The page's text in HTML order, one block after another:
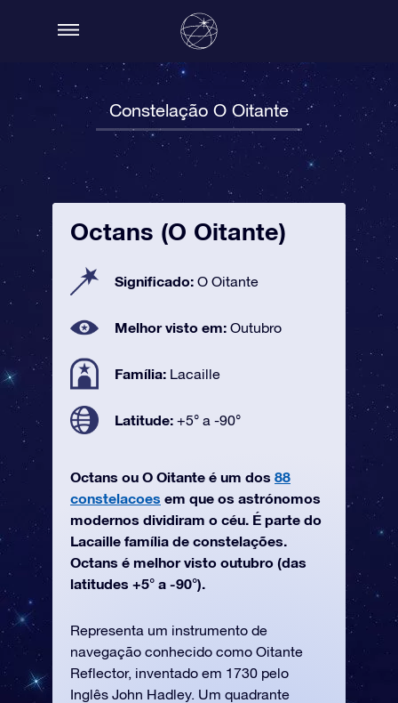
Constelação O Oitante
Octans (O Oitante)
Significado: O Oitante
Melhor visto em: Outubro
Família: Lacaille
Latitude: +5° a -90°
Octans ou O Oitante é um dos 88
constelacoes em que os astrónomos
modernos dividiram o céu. É parte do
Lacaille família de constelações.
Octans é melhor visto outubro (das
latitudes +5° a -90°).
Representa um instrumento de
navegação conhecido como Oitante
Reflector, inventado em 1730 pelo
Inglês John Hadley. Um quadrante